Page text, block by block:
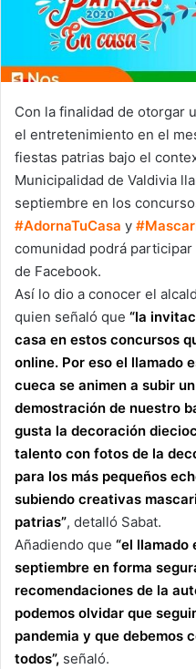
Con la finalidad de otorgar
el entretenimiento en el
fiestas patrias bajo el
Municipalidad de Valdivia
septiembre en los
#AdornaTuCasa y
comunidad podrá
de Facebook.
Así lo dio a conocer el
quien señaló que “la
casa en estos concursos
online. Por eso el llamado
cueca se animen a subir
demostración de nuestro
gusta la decoración
talento con fotos de la
para los más pequeños
subiendo creativas
patrias”, detalló Sabat.
Añadiendo que “el llamado
septiembre en forma
recomendaciones de la
podemos olvidar que
pandemia y que debemos
todos”, señaló.